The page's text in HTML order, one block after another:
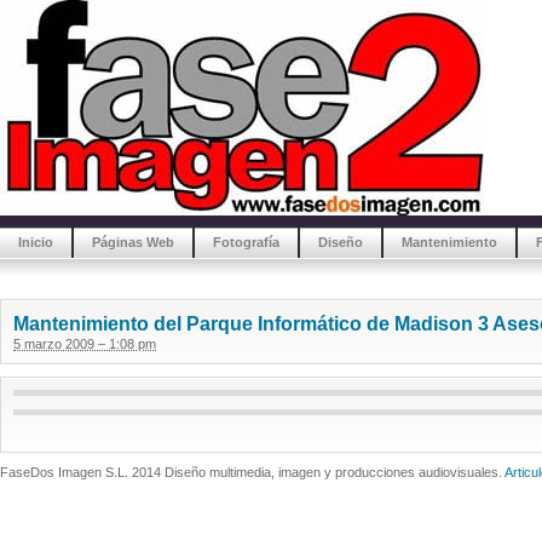
Inicio Páginas Web Fotografía Diseño Mantenimiento
Mantenimiento del Parque Informático de Madison 3
5 marzo 2009 – 1:08 pm
FaseDos Imagen S.L. 2014 Diseño multimedia, imagen y producciones audiovisuales.